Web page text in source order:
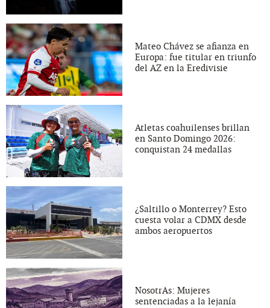
Mateo Chávez se afianza en
Europa: fue titular en triunfo
del AZ en la Eredivisie
Atletas coahuilenses brillan
en Santo Domingo 2026:
conquistan 24 medallas
¿Saltillo o Monterrey? Esto
cuesta volar a CDMX desde
ambos aeropuertos
NosotrAs: Mujeres
sentenciadas a la lejanía